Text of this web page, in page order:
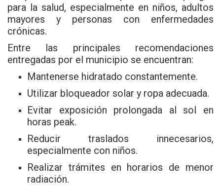
para la salud, especialmente en niños, adultos
mayores y personas con enfermedades
crónicas.
Entre las principales recomendaciones
entregadas por el municipio se encuentran:
Mantenerse hidratado constantemente.
Utilizar bloqueador solar y ropa adecuada.
Evitar exposición prolongada al sol en
horas peak.
Reducir traslados innecesarios,
especialmente con niños.
Realizar trámites en horarios de menor
radiación.